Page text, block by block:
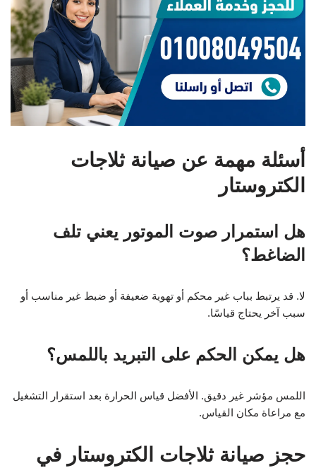
أسئلة مهمة عن صيانة ثلاجات
الكتروستار
هل استمرار صوت الموتور يعني تلف
الضاغط؟
لا. قد يرتبط بباب غير محكم أو تهوية ضعيفة أو ضبط غير مناسب أو
سبب آخر يحتاج قياسًا.
هل يمكن الحكم على التبريد باللمس؟
اللمس مؤشر غير دقيق. الأفضل قياس الحرارة بعد استقرار التشغيل
مع مراعاة مكان القياس.
حجز صيانة ثلاجات الكتروستار في